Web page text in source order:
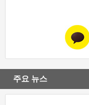
주요 뉴스